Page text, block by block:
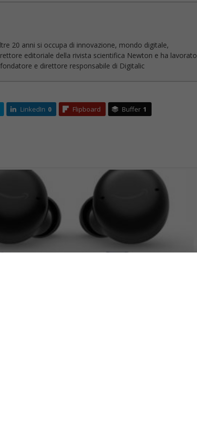
20 anni si occupa di innovazione, mondo digitale,
editoriale della rivista scientifica Newton e ha lavorato
e direttore responsabile di Digitalic
LinkedIn 0 Flipboard Buffer 1